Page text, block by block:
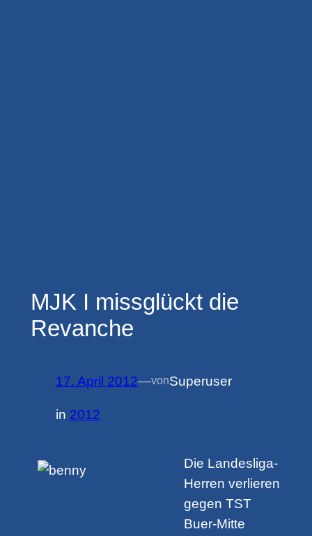
MJK I missglückt die
Revanche
17. April 2012—vonSuperuser
in 2012
Die Landesliga-
Herren verlieren
gegen TST
Buer-Mitte